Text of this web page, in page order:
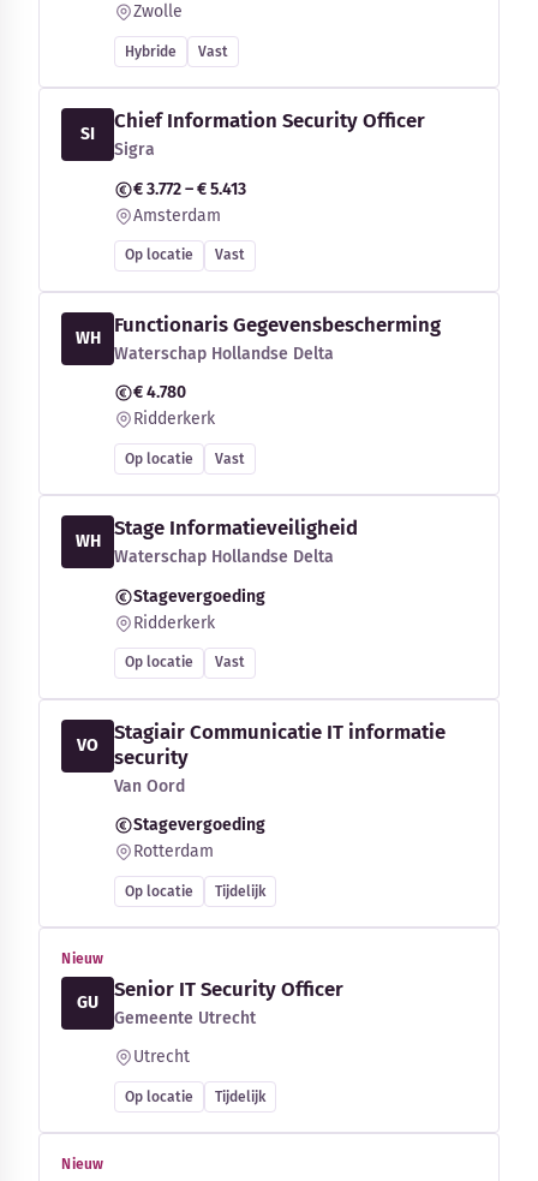
Zwolle
Hybride Vast
SI
Chief Information Security Officer
Sigra
€ 3.772 – € 5.413
Amsterdam
Op locatie Vast
WH
Functionaris Gegevensbescherming
Waterschap Hollandse Delta
€ 4.780
Ridderkerk
Op locatie Vast
WH
Stage Informatieveiligheid
Waterschap Hollandse Delta
Stagevergoeding
Ridderkerk
Op locatie Vast
VO
Stagiair Communicatie IT informatie
security
Van Oord
Stagevergoeding
Rotterdam
Op locatie Tijdelijk
Nieuw
GU
Senior IT Security Officer
Gemeente Utrecht
Utrecht
Op locatie Tijdelijk
Nieuw